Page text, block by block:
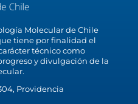
Molecular de Chile
tiene por finalidad el
técnico como
y divulgación de la
Providencia